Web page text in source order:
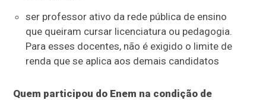
ser professor ativo da rede pública de ensino
que queiram cursar licenciatura ou pedagogia.
Para esses docentes, não é exigido o limite de
renda que se aplica aos demais candidatos
Quem participou do Enem na condição de